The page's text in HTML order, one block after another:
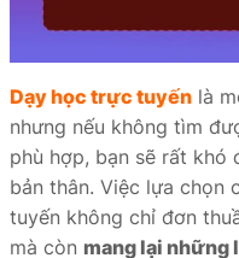
Dạy học trực tuyến là
nhưng nếu không tìm
phù hợp, bạn sẽ rất khó
bản thân. Việc lựa chọn
tuyến không chỉ đơn
mà còn mang lại những